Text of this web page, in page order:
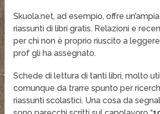
Skuola.net, ad esempio, offre
riassunti di libri gratis. Relazioni e
per chi non è proprio riuscito a
prof gli ha assegnato.
Schede di lettura di tanti libri, molto
comunque da trarre spunto per
riassunti scolastici. Una cosa da